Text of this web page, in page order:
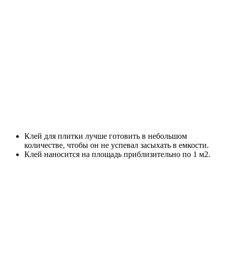
Клей для плитки лучше готовить в небольшом
количестве, чтобы он не успевал засыхать в емкости.
Клей наносится на площадь приблизительно по 1 м2.